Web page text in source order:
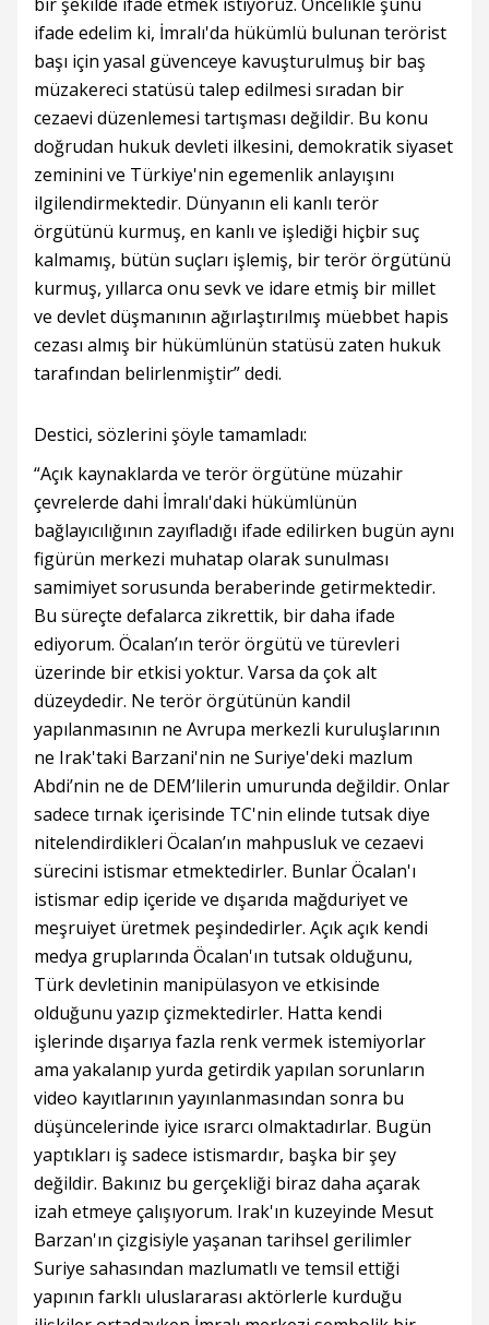
ifade edelim ki, İmralı'da hükümlü bulunan terörist
başı için yasal güvenceye kavuşturulmuş bir baş
müzakereci statüsü talep edilmesi sıradan bir
cezaevi düzenlemesi tartışması değildir. Bu konu
doğrudan hukuk devleti ilkesini, demokratik siyaset
zeminini ve Türkiye'nin egemenlik anlayışını
ilgilendirmektedir. Dünyanın eli kanlı terör
örgütünü kurmuş, en kanlı ve işlediği hiçbir suç
kalmamış, bütün suçları işlemiş, bir terör örgütünü
kurmuş, yıllarca onu sevk ve idare etmiş bir millet
ve devlet düşmanının ağırlaştırılmış müebbet hapis
cezası almış bir hükümlünün statüsü zaten hukuk
tarafından belirlenmiştir” dedi.
Destici, sözlerini şöyle tamamladı:
“Açık kaynaklarda ve terör örgütüne müzahir
çevrelerde dahi İmralı'daki hükümlünün
bağlayıcılığının zayıfladığı ifade edilirken bugün aynı
figürün merkezi muhatap olarak sunulması
samimiyet sorusunda beraberinde getirmektedir.
Bu süreçte defalarca zikrettik, bir daha ifade
ediyorum. Öcalan’ın terör örgütü ve türevleri
üzerinde bir etkisi yoktur. Varsa da çok alt
düzeydedir. Ne terör örgütünün kandil
yapılanmasının ne Avrupa merkezli kuruluşlarının
ne Irak'taki Barzani'nin ne Suriye'deki mazlum
Abdi’nin ne de DEM’lilerin umurunda değildir. Onlar
sadece tırnak içerisinde TC'nin elinde tutsak diye
nitelendirdikleri Öcalan’ın mahpusluk ve cezaevi
sürecini istismar etmektedirler. Bunlar Öcalan'ı
istismar edip içeride ve dışarıda mağduriyet ve
meşruiyet üretmek peşindedirler. Açık açık kendi
medya gruplarında Öcalan'ın tutsak olduğunu,
Türk devletinin manipülasyon ve etkisinde
olduğunu yazıp çizmektedirler. Hatta kendi
işlerinde dışarıya fazla renk vermek istemiyorlar
ama yakalanıp yurda getirdik yapılan sorunların
video kayıtlarının yayınlanmasından sonra bu
düşüncelerinde iyice ısrarcı olmaktadırlar. Bugün
yaptıkları iş sadece istismardır, başka bir şey
değildir. Bakınız bu gerçekliği biraz daha açarak
izah etmeye çalışıyorum. Irak'ın kuzeyinde Mesut
Barzan'ın çizgisiyle yaşanan tarihsel gerilimler
Suriye sahasından mazlumatlı ve temsil ettiği
yapının farklı uluslararası aktörlerle kurduğu